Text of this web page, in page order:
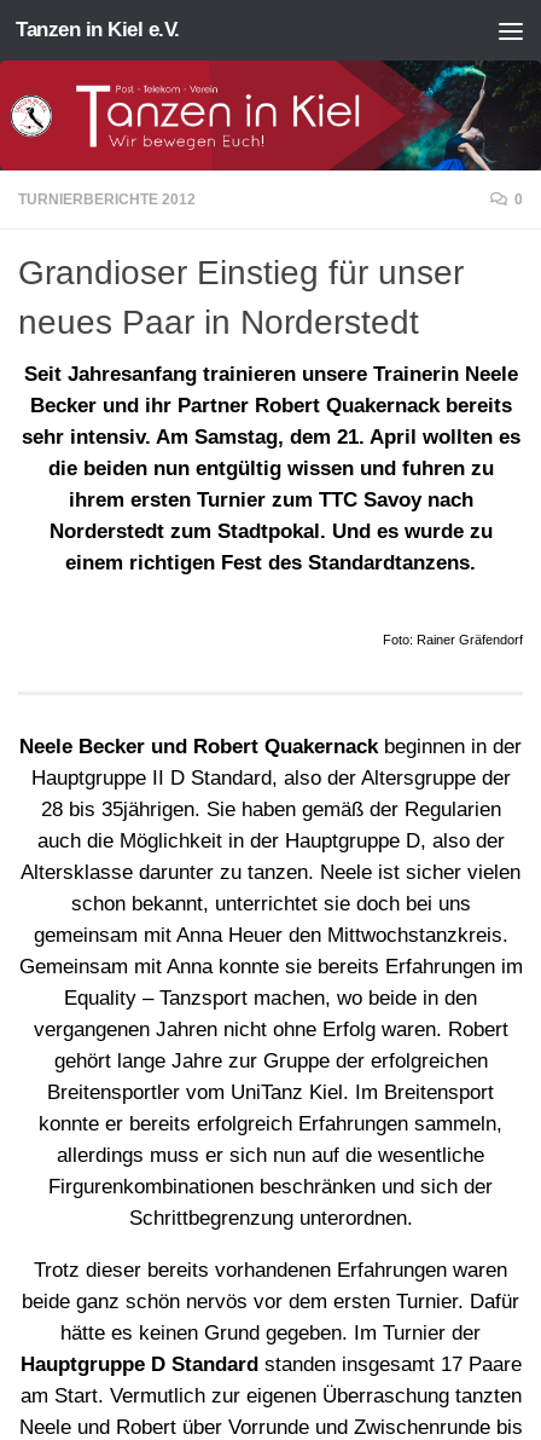
Zum Inhalt springen
Tanzen in Kiel e.V.
TURNIERBERICHTE 2012 0
Grandioser Einstieg für unser
neues Paar in Norderstedt
Seit Jahresanfang trainieren unsere Trainerin Neele
Becker und ihr Partner Robert Quakernack bereits
sehr intensiv. Am Samstag, dem 21. April wollten es
die beiden nun entgültig wissen und fuhren zu
ihrem ersten Turnier zum TTC Savoy nach
Norderstedt zum Stadtpokal. Und es wurde zu
einem richtigen Fest des Standardtanzens.
Foto: Rainer Gräfendorf
Neele Becker und Robert Quakernackbeginnen in der
Hauptgruppe II D Standard, also der Altersgruppe der
28 bis 35jährigen. Sie haben gemäß der Regularien
auch die Möglichkeit in der Hauptgruppe D, also der
Altersklasse darunter zu tanzen. Neele ist sicher vielen
schon bekannt, unterrichtet sie doch bei uns
gemeinsam mit Anna Heuer den Mittwochstanzkreis.
Gemeinsam mit Anna konnte sie bereits Erfahrungen im
Equality – Tanzsport machen, wo beide in den
vergangenen Jahren nicht ohne Erfolg waren. Robert
gehört lange Jahre zur Gruppe der erfolgreichen
Breitensportler vom UniTanz Kiel. Im Breitensport
konnte er bereits erfolgreich Erfahrungen sammeln,
allerdings muss er sich nun auf die wesentliche
Firgurenkombinationen beschränken und sich der
Schrittbegrenzung unterordnen.
Trotz dieser bereits vorhandenen Erfahrungen waren
beide ganz schön nervös vor dem ersten Turnier. Dafür
hätte es keinen Grund gegeben. Im Turnier der
Hauptgruppe D Standardstanden insgesamt 17 Paare
am Start. Vermutlich zur eigenen Überraschung tanzten
Neele und Robert über Vorrunde und Zwischenrunde bis